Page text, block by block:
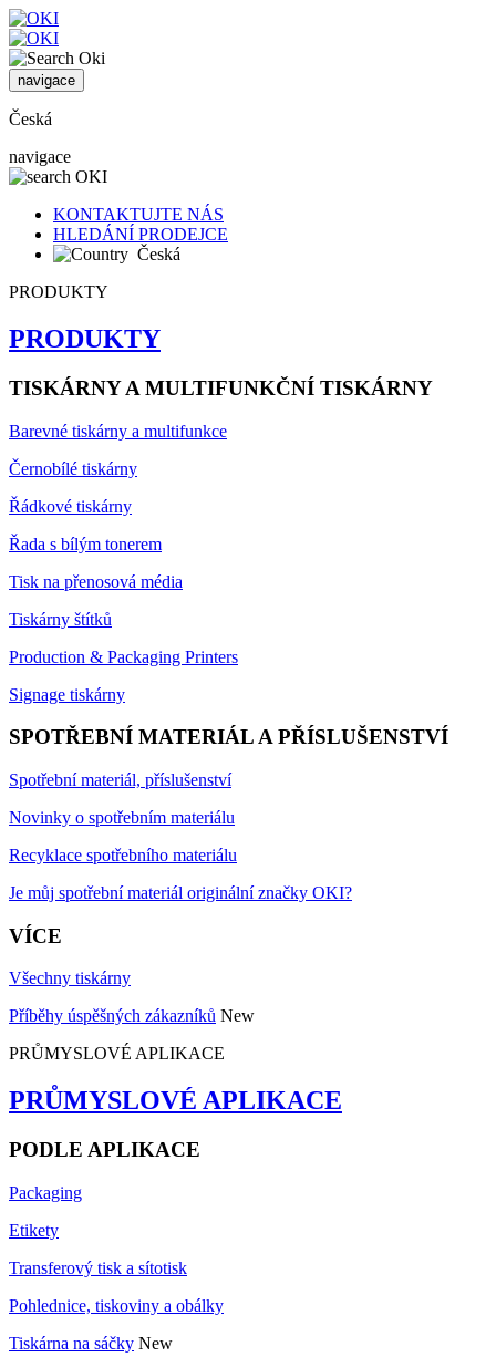
navigace
Česká
navigace
KONTAKTUJTE NÁS
HLEDÁNÍ PRODEJCE
Česká
PRODUKTY
PRODUKTY
TISKÁRNY A MULTIFUNKČNÍ TISKÁRNY
Barevné tiskárny a multifunkce
Černobílé tiskárny
Řádkové tiskárny
Řada s bílým tonerem
Tisk na přenosová média
Tiskárny štítků
Production & Packaging Printers
Signage tiskárny
SPOTŘEBNÍ MATERIÁL A PŘÍSLUŠENSTVÍ
Spotřební materiál, příslušenství
Novinky o spotřebním materiálu
Recyklace spotřebního materiálu
Je můj spotřební materiál originální značky OKI?
VÍCE
Všechny tiskárny
Příběhy úspěšných zákazníků New
PRŮMYSLOVÉ APLIKACE
PRŮMYSLOVÉ APLIKACE
PODLE APLIKACE
Packaging
Etikety
Transferový tisk a sítotisk
Pohlednice, tiskoviny a obálky
Tiskárna na sáčky New